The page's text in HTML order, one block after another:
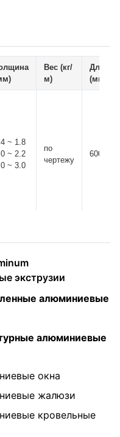
Вес (кг/
м)
Длина
(мм)
~ 1.8
~ 2.2
~ 3.0
по
чертежу
6000
экструзии
алюминиевые
алюминиевые
окна
жалюзи
кровельные